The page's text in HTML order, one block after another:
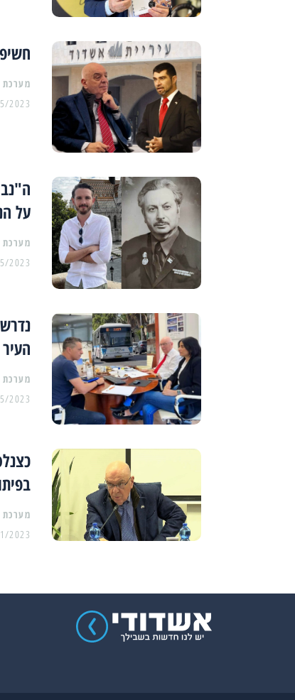
מערכת
2023
על
מערכת
2023
מערכת
2023
מערכת
2023